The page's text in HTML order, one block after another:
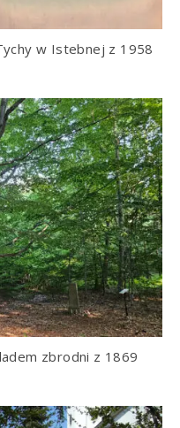
w Istebnej z 1958
zbrodni z 1869